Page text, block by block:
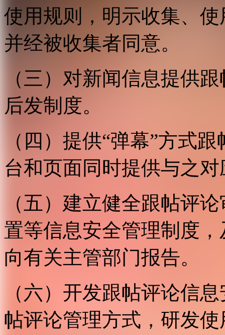
使用规则，明示收集、
并经被收集者同意。
（三）对新闻信息提供
后发制度。
（四）提供“弹幕”方式
台和页面同时提供与之
（五）建立健全跟帖评
置等信息安全管理制度
向有关主管部门报告。
（六）开发跟帖评论信
帖评论管理方式，研发